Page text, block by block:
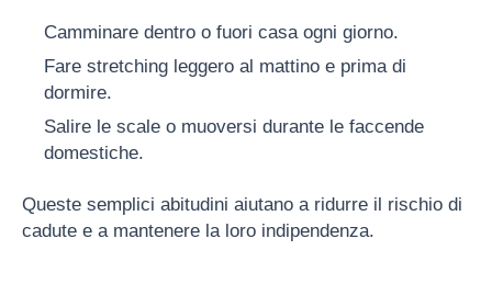
Camminare dentro o fuori casa ogni giorno.
Fare stretching leggero al mattino e prima di
dormire.
Salire le scale o muoversi durante le faccende
domestiche.
Queste semplici abitudini aiutano a ridurre il rischio di
cadute e a mantenere la loro indipendenza.